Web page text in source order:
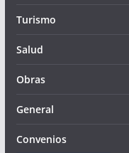
Turismo
Salud
Obras
General
Convenios